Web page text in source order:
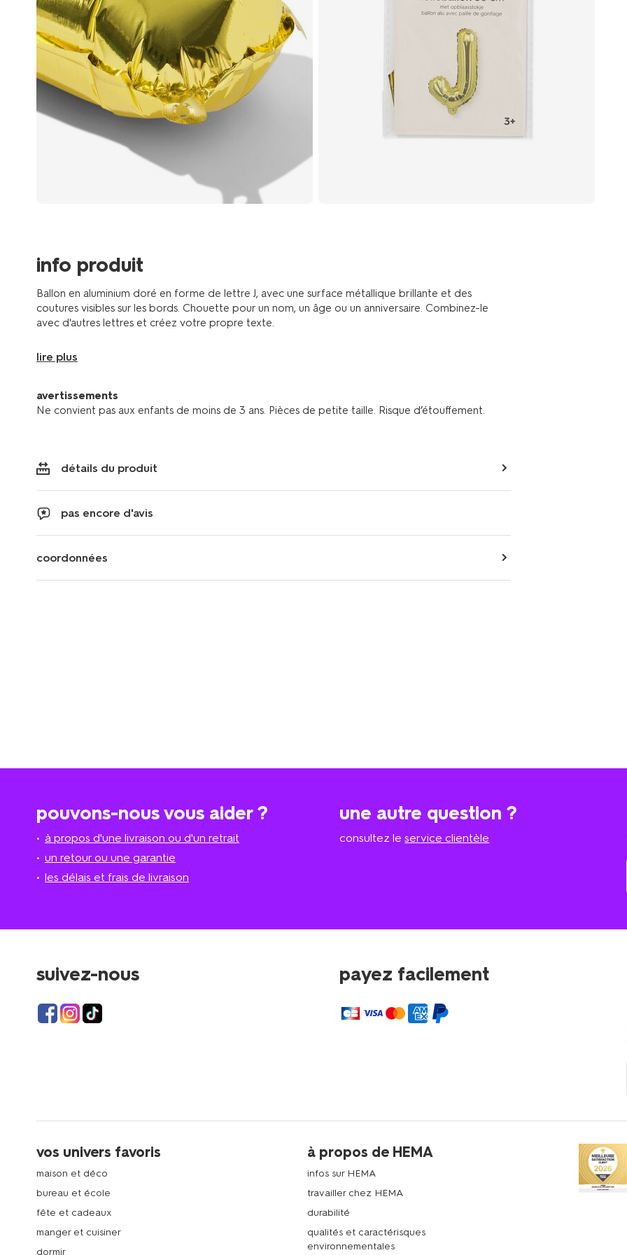
info produit
Ballon en aluminium doré en forme de lettre J, avec une surface métallique brillante et des
coutures visibles sur les bords. Chouette pour un nom, un âge ou un anniversaire. Combinez-le
avec d'autres lettres et créez votre propre texte.
lire plus
avertissements
Ne convient pas aux enfants de moins de 3 ans. Pièces de petite taille. Risque d’étouffement.
détails du produit
pas encore d'avis
coordonnées
pouvons-nous vous aider ?
à propos d'une livraison ou d'un retrait
un retour ou une garantie
les délais et frais de livraison
une autre question ?
consultez leservice clientèle
suivez-nous payez facilement
vos univers favoris
maison et déco
bureau et école
fête et cadeaux
manger et cuisiner
dormir
à propos de HEMA
infos sur HEMA
travailler chez HEMA
durabilité
qualités et caractérisques
environnementales